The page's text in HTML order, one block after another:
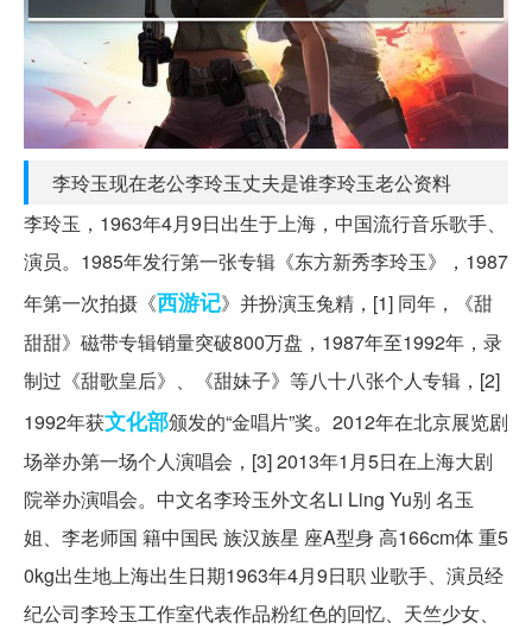
李玲玉现在老公李玲玉丈夫是谁李玲玉老公资料
李玲玉，1963年4月9日出生于上海，中国流行音乐歌手、
演员。1985年发行第一张专辑《东方新秀李玲玉》，1987
年第一次拍摄《西游记》并扮演玉兔精，[1] 同年，《甜
甜甜》磁带专辑销量突破800万盘，1987年至1992年，录
制过《甜歌皇后》、《甜妹子》等八十八张个人专辑，[2]
1992年获文化部颁发的“金唱片”奖。2012年在北京展览剧
场举办第一场个人演唱会，[3] 2013年1月5日在上海大剧
院举办演唱会。中文名李玲玉外文名Li Ling Yu别 名玉
姐、李老师国 籍中国民 族汉族星 座A型身 高166cm体 重5
0kg出生地上海出生日期1963年4月9日职 业歌手、演员经
纪公司李玲玉工作室代表作品粉红色的回忆、天竺少女、